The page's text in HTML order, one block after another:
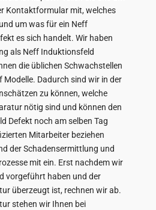
Kontaktformular mit, welches
um was für ein Neff
es sich handelt. Wir haben
als Neff Induktionsfeld
die üblichen Schwachstellen
Modelle. Dadurch sind wir in der
zu können, welche
nötig sind und können den
Defekt noch am selben Tag
Mitarbeiter beziehen
der Schadensermittlung und
mit ein. Erst nachdem wir
vorgeführt haben und der
überzeugt ist, rechnen wir ab.
stehen wir Ihnen bei